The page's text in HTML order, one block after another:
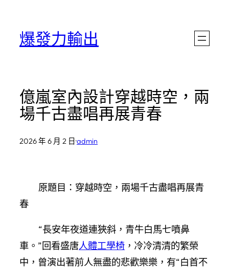
爆發力輸出
億嵐室內設計穿越時空，兩
場千古盡唱再展青春
2026 年 6 月 2 日·admin
原題目：穿越時空，兩場千古盡唱再展青
春
“長安年夜道連狹斜，青牛白馬七噴鼻
車。”回看盛唐人體工學椅 ，冷冷清清的繁榮
中，曾演出著前人無盡的悲歡樂樂，有“白首不